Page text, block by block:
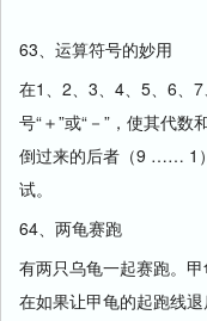
63、运算符号的妙用
在1、2、3、4、5、6、
号“＋”或“－”，使其代
倒过来的后者（9 …… 1
试。
64、两龟赛跑
有两只乌龟一起赛跑。
在如果让甲龟的起跑线